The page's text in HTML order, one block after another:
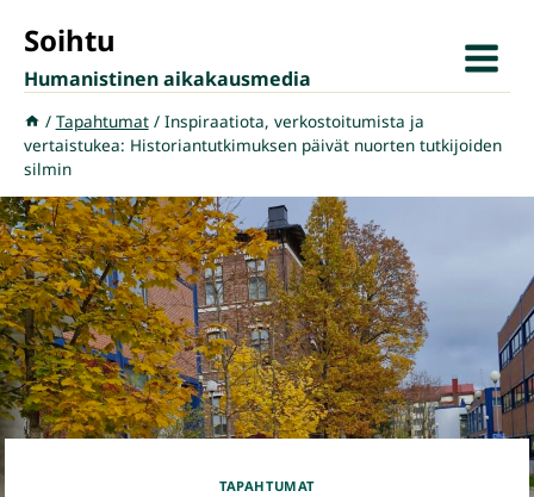
sisältöön
Soihtu
Humanistinen aikakausmedia
/ Tapahtumat / Inspiraatiota, verkostoitumista ja
vertaistukea: Historiantutkimuksen päivät nuorten tutkijoiden
silmin
TAPAHTUMAT